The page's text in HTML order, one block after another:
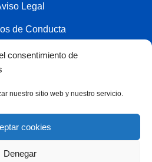
consentimiento de
nuestro sitio web y nuestro servicio.
cookies
Denegar
Legal
de Conducta
de privacidad
de cookies